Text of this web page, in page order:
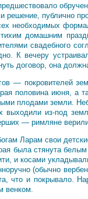
публично
необходимых
домашним
свадебного
К вечеру
договор, она
— покровителей
половина июня, а
плодами земли.
из-под
— римляне
Ларам свои
была стянута
и косами
(обычно
что и покрывало.
венком.